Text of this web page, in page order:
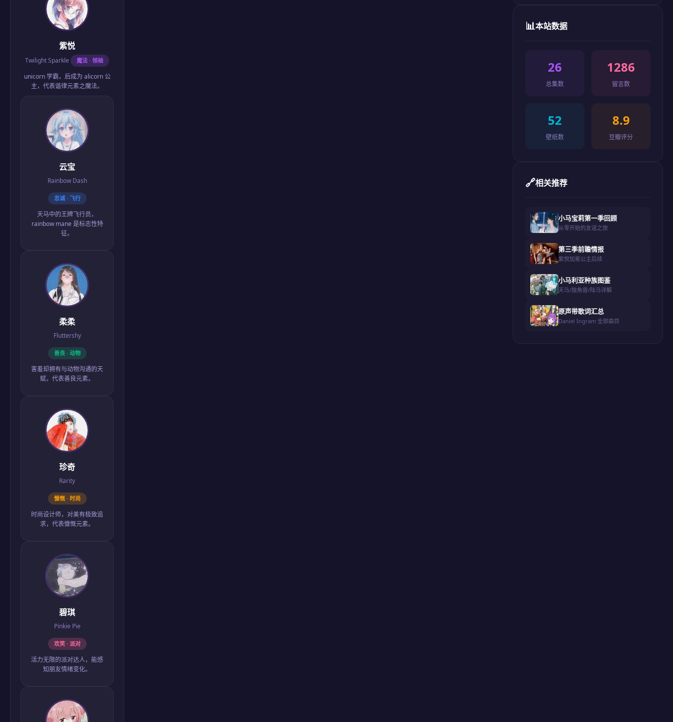
紫悦
Twilight Sparkle 魔法 · 领袖
unicorn 学霸，后成为 alicorn 公
主，代表谐律元素之魔法。
云宝
Rainbow Dash
忠诚 · 飞行
天马中的王牌飞行员，
rainbow mane 是标志性特
征。
柔柔
Fluttershy
善良 · 动物
害羞却拥有与动物沟通的天
赋，代表善良元素。
珍奇
Rarity
慷慨 · 时尚
时尚设计师，对美有极致追
求，代表慷慨元素。
碧琪
Pinkie Pie
欢笑 · 派对
活力无限的派对达人，能感
知朋友情绪变化。
📊本站数据
26
总集数
1286
留言数
52
壁纸数
8.9
豆瓣评分
🔗相关推荐
小马宝莉第一季回顾
从零开始的友谊之旅
第三季前瞻情报
紫悦加冕公主后续
小马利亚种族图鉴
天马/独角兽/陆马详解
原声带歌词汇总
Daniel Ingram 全部曲目